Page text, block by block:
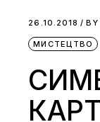
26.10.2018 BY
МИСТЕЦТВО